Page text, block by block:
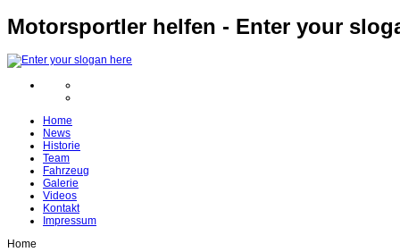
Motorsportler helfen - Enter your
Home
News
Historie
Team
Fahrzeug
Galerie
Videos
Kontakt
Impressum
Home